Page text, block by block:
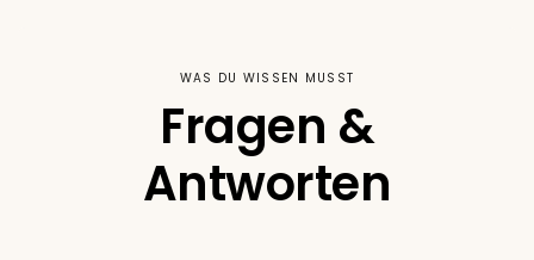
WAS DU WISSEN MUSST
Fragen &
Antworten